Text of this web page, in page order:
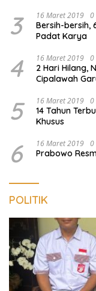
3 16 Maret 2019 0
Bersih-bersih,
Padat Karya
4 16 Maret 2019 0
2 Hari Hilang,
Cipalawah
5 16 Maret 2019 0
14 Tahun
Khusus
6 16 Maret 2019 0
Prabowo
POLITIK